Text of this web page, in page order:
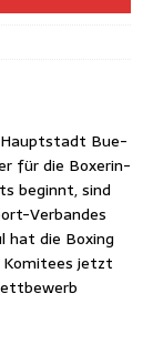
Haupt­stadt Bue­
für die Boxe­rin­
beginnt, sind
Ver­ban­des
hat die Boxing
Komi­tees jetzt